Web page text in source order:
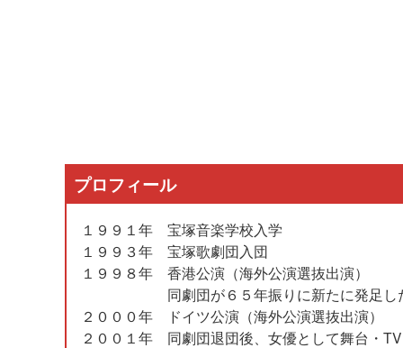
プロフィール
１９９１年 宝塚音楽学校入学
１９９３年 宝塚歌劇団入団
１９９８年 香港公演（海外公演選抜出演）
同劇団が６５年振りに新たに発足した「
２０００年 ドイツ公演（海外公演選抜出演）
２００１年 同劇団退団後、女優として舞台・